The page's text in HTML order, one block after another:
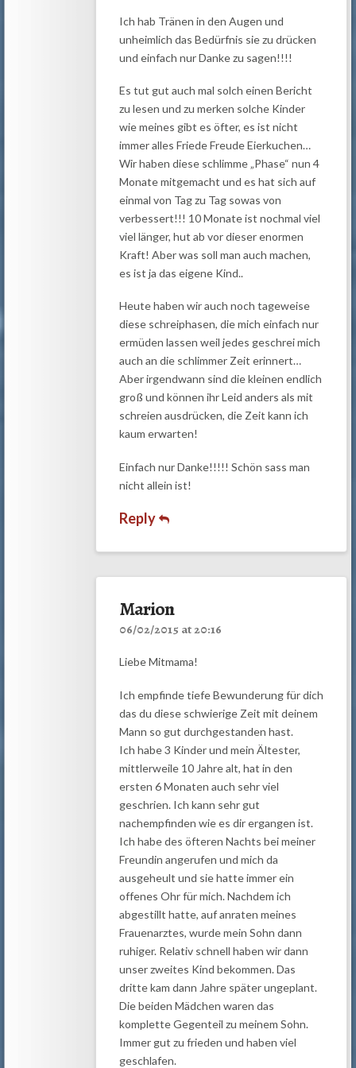
Ich hab Tränen in den Augen und
unheimlich das Bedürfnis sie zu drücken
und einfach nur Danke zu sagen!!!!
Es tut gut auch mal solch einen Bericht
zu lesen und zu merken solche Kinder
wie meines gibt es öfter, es ist nicht
immer alles Friede Freude Eierkuchen…
Wir haben diese schlimme „Phase“ nun 4
Monate mitgemacht und es hat sich auf
einmal von Tag zu Tag sowas von
verbessert!!! 10 Monate ist nochmal viel
viel länger, hut ab vor dieser enormen
Kraft! Aber was soll man auch machen,
es ist ja das eigene Kind..
Heute haben wir auch noch tageweise
diese schreiphasen, die mich einfach nur
ermüden lassen weil jedes geschrei mich
auch an die schlimmer Zeit erinnert…
Aber irgendwann sind die kleinen endlich
groß und können ihr Leid anders als mit
schreien ausdrücken, die Zeit kann ich
kaum erwarten!
Einfach nur Danke!!!!! Schön sass man
nicht allein ist!
Reply
Marion
06/02/2015 at 20:16
Liebe Mitmama!
Ich empfinde tiefe Bewunderung für dich
das du diese schwierige Zeit mit deinem
Mann so gut durchgestanden hast.
Ich habe 3 Kinder und mein Ältester,
mittlerweile 10 Jahre alt, hat in den
ersten 6 Monaten auch sehr viel
geschrien. Ich kann sehr gut
nachempfinden wie es dir ergangen ist.
Ich habe des öfteren Nachts bei meiner
Freundin angerufen und mich da
ausgeheult und sie hatte immer ein
offenes Ohr für mich. Nachdem ich
abgestillt hatte, auf anraten meines
Frauenarztes, wurde mein Sohn dann
ruhiger. Relativ schnell haben wir dann
unser zweites Kind bekommen. Das
dritte kam dann Jahre später ungeplant.
Die beiden Mädchen waren das
komplette Gegenteil zu meinem Sohn.
Immer gut zu frieden und haben viel
geschlafen.